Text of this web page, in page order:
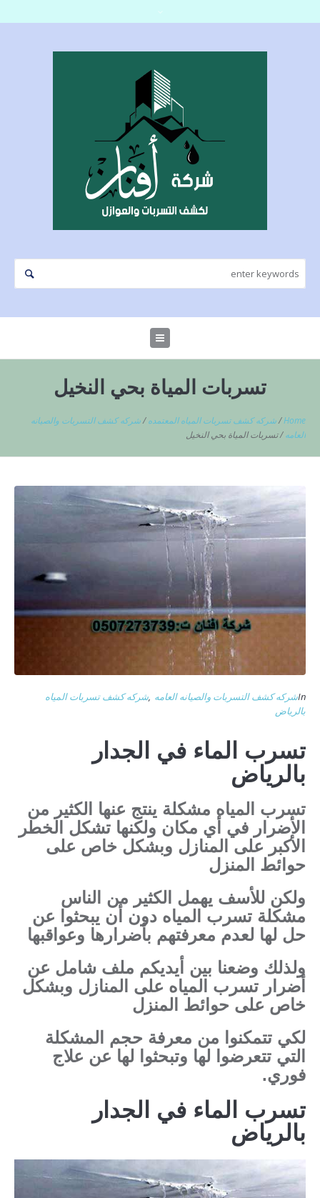
تسربات المياة بحي النخيل
Home
/شركه كشف تسربات المياه المعتمده /شركه كشف التسربات والصيانه
العامه /تسربات المياة بحي النخيل
Inشركه كشف التسربات والصيانه العامه ,شركه كشف تسربات المياه
بالرياض
تسرب الماء في الجدار
بالرياض
تسرب المياه مشكلة ينتج عنها الكثير من
الأضرار في أي مكان ولكنها تشكل الخطر
الأكبر على المنازل وبشكل خاص على
حوائط المنزل
ولكن للأسف يهمل الكثير من الناس
مشكلة تسرب المياه دون أن يبحثوا عن
حل لها لعدم معرفتهم بأضرارها وعواقبها
ولذلك وضعنا بين أيديكم ملف شامل عن
أضرار تسرب المياه على المنازل وبشكل
خاص على حوائط المنزل
لكي تتمكنوا من معرفة حجم المشكلة
التي تتعرضوا لها وتبحثوا لها عن علاج
فوري.
تسرب الماء في الجدار
بالرياض